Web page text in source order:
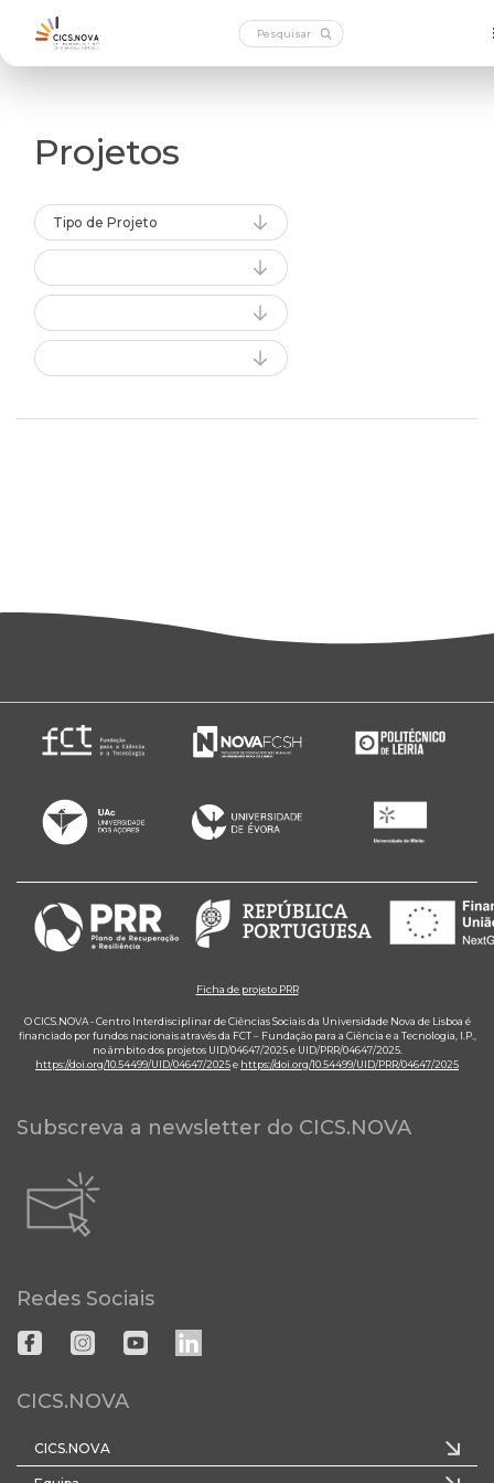
Projetos
Tipo de Projeto
Ficha de projeto PRR
O CICS.NOVA - Centro Interdisciplinar de Ciências Sociais da Universidade Nova de Lisboa é
financiado por fundos nacionais através da FCT – Fundação para a Ciência e a Tecnologia, I.P.,
no âmbito dos projetos UID/04647/2025 e UID/PRR/04647/2025.
https://doi.org/10.54499/UID/04647/2025e https://doi.org/10.54499/UID/PRR/04647/2025
Subscreva a newsletter do CICS.NOVA
Redes Sociais
CICS.NOVA
CICS.NOVA